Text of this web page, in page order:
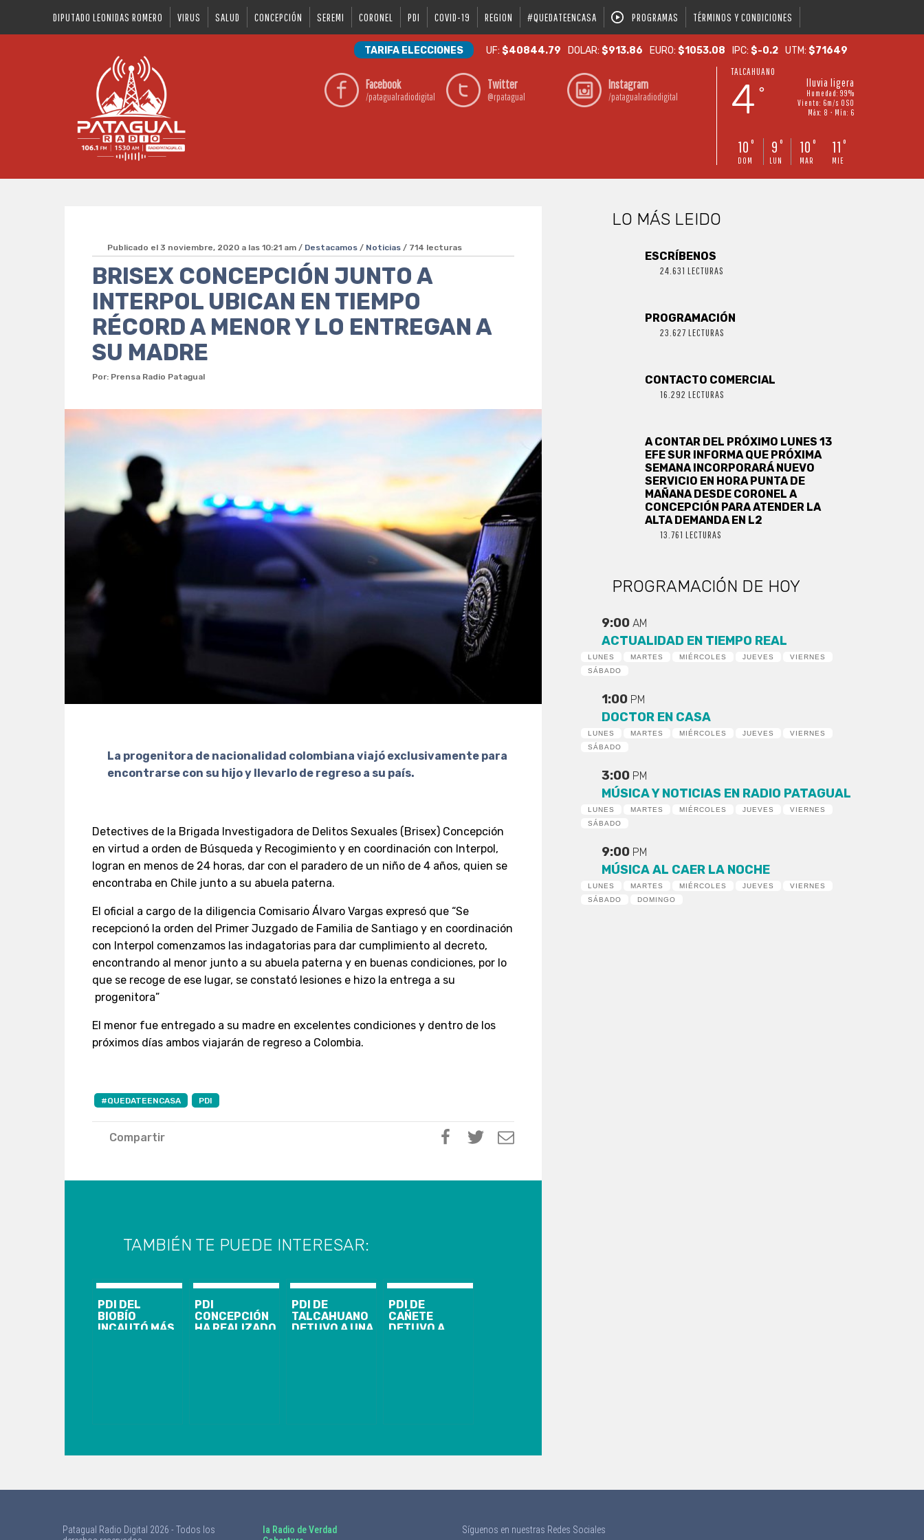
DIPUTADO LEONIDAS ROMERO VIRUS SALUD CONCEPCIÓN SEREMI CORONEL PDI COVID-19 REGION #QUEDATEENCASA PROGRAMAS TÉRMINOS Y CONDICIONES
TARIFA ELECCIONES UF:$40844.79 DOLAR:$913.86 EURO:$1053.08 IPC:$-0.2 UTM:$71649
Facebook
/patagualradiodigital
Twitter
@rpatagual
Instagram
/patagualradiodigital
TALCAHUANO
4 °
lluvia ligera
Humedad: 99%
Viento: 6m/s OSO
Máx: 8 • Mín: 6
10 °
DOM
9 °
LUN
10 °
MAR
11 °
MIE
Publicado el 3 noviembre, 2020 a las 10:21 am / Destacamos / Noticias / 714 lecturas
BRISEX CONCEPCIÓN JUNTO A
INTERPOL UBICAN EN TIEMPO
RÉCORD A MENOR Y LO ENTREGAN A
SU MADRE
Por: Prensa Radio Patagual
La progenitora de nacionalidad colombiana viajó exclusivamente para
encontrarse con su hijo y llevarlo de regreso a su país.
Detectives de la Brigada Investigadora de Delitos Sexuales (Brisex) Concepción
en virtud a orden de Búsqueda y Recogimiento y en coordinación con Interpol,
logran en menos de 24 horas, dar con el paradero de un niño de 4 años, quien se
encontraba en Chile junto a su abuela paterna.
El oficial a cargo de la diligencia Comisario Álvaro Vargas expresó que “Se
recepcionó la orden del Primer Juzgado de Familia de Santiago y en coordinación
con Interpol comenzamos las indagatorias para dar cumplimiento al decreto,
encontrando al menor junto a su abuela paterna y en buenas condiciones, por lo
que se recoge de ese lugar, se constató lesiones e hizo la entrega a su
progenitora”
El menor fue entregado a su madre en excelentes condiciones y dentro de los
próximos días ambos viajarán de regreso a Colombia.
#QUEDATEENCASA PDI
Compartir
TAMBIÉN TE PUEDE INTERESAR:
PDI DEL
BIOBÍO
INCAUTÓ MÁS
PDI
CONCEPCIÓN
HA REALIZADO
PDI DE
TALCAHUANO
DETUVO A UNA
PDI DE
CAÑETE
DETUVO A
LO MÁS LEIDO
ESCRÍBENOS
24.631 LECTURAS
PROGRAMACIÓN
23.627 LECTURAS
CONTACTO COMERCIAL
16.292 LECTURAS
A CONTAR DEL PRÓXIMO LUNES 13
EFE SUR INFORMA QUE PRÓXIMA
SEMANA INCORPORARÁ NUEVO
SERVICIO EN HORA PUNTA DE
MAÑANA DESDE CORONEL A
CONCEPCIÓN PARA ATENDER LA
ALTA DEMANDA EN L2
13.761 LECTURAS
PROGRAMACIÓN DE HOY
9:00AM
ACTUALIDAD EN TIEMPO REAL
LUNES MARTES MIÉRCOLES JUEVES
VIERNES
SÁBADO
1:00 PM
DOCTOR EN CASA
LUNES MARTES MIÉRCOLES JUEVES
VIERNES
SÁBADO
3:00 PM
MÚSICA Y NOTICIAS EN RADIO PATAGUAL
LUNES MARTES MIÉRCOLES JUEVES
VIERNES
SÁBADO
9:00 PM
MÚSICA AL CAER LA NOCHE
LUNES MARTES MIÉRCOLES JUEVES
VIERNES
SÁBADO
DOMINGO
Patagual Radio Digital 2026 - Todos los
la Radio de Verdad
Síguenos en nuestras Redes Sociales